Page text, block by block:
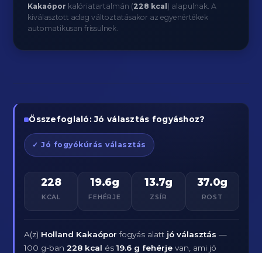
Kakaópor kalóriatartalmán (228 kcal ) alapulnak. A
kiválasztott adag változtatásakor az egyenértékek
automatikusan frissülnek.
Összefoglaló: Jó választás fogyáshoz?
✓ Jó fogyókúrás választás
228
KCAL
19.6g
FEHÉRJE
13.7g
ZSÍR
37.0g
ROST
A(z) Holland Kakaópor fogyás alatt jó választás —
100 g-ban228 kcal és19.6 g fehérje van, ami jó